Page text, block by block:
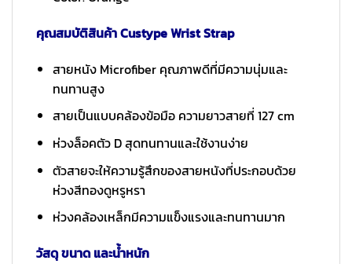
คุณสมบัติสินค้า Custype Wrist Strap
สายหนัง Microfiber คุณภาพดีที่มีความนุ่มและ
ทนทานสูง
สายเป็นแบบคล้องข้อมือ ความยาวสายที่ 127 cm
ห่วงล็อคตัว D สุดทนทานและใช้งานง่าย
ตัวสายจะให้ความรู้สึกของสายหนังที่ประกอบด้วย
ห่วงสีทองดูหรูหรา
ห่วงคล้องเหล็กมีความแข็งแรงและทนทานมาก
วัสดุ ขนาด และน้ำหนัก